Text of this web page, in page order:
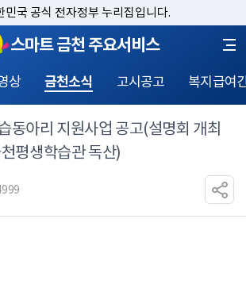
민국 공식 전자정부 누리집입니다.
스마트 금천 주요서비스
상 금천소식 고시공고 복지급여
동아리 지원사업 공고(설명회 개최
평생학습관 독산)